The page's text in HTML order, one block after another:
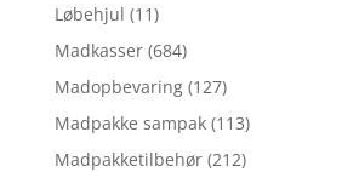
Løbehjul (11)
Madkasser (684)
Madopbevaring (127)
Madpakke sampak (113)
Madpakketilbehør (212)